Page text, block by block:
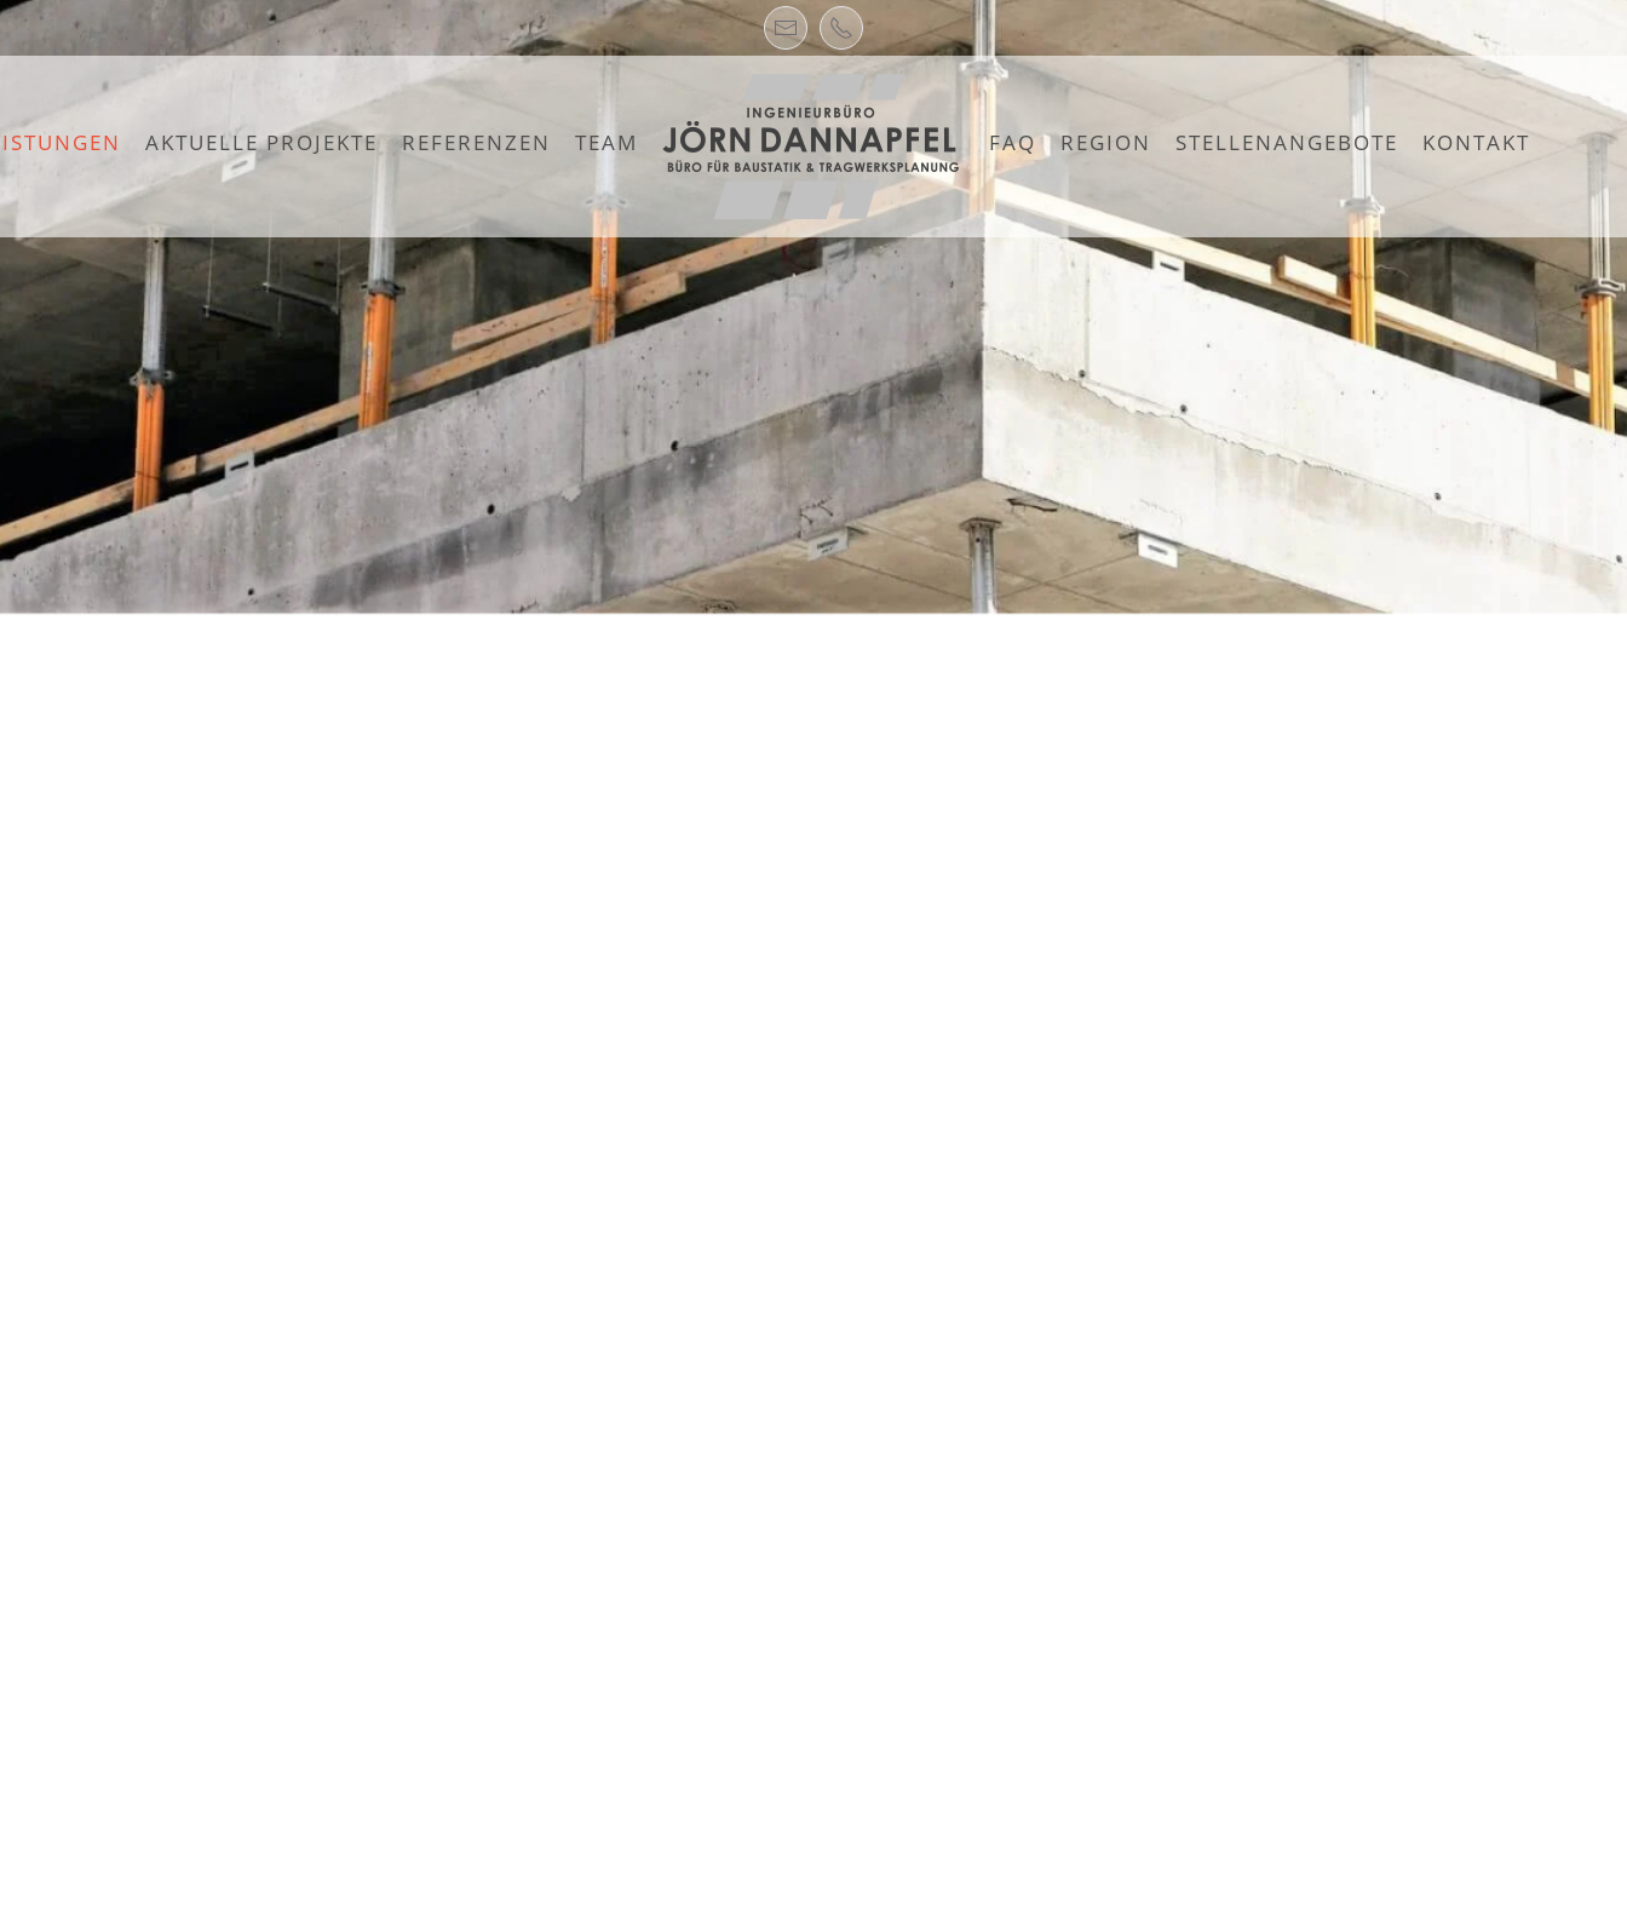
AKTUELLE PROJEKTE REFERENZEN TEAM FAQ REGION STELLENANGEBOTE KONTAKT